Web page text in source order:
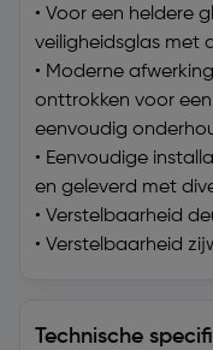
• Voor een heldere
veiligheidsglas met
• Moderne
onttrokken voor
eenvoudig
• Eenvoudige
en geleverd met
• Verstelbaarheid
• Verstelbaarheid
Technische